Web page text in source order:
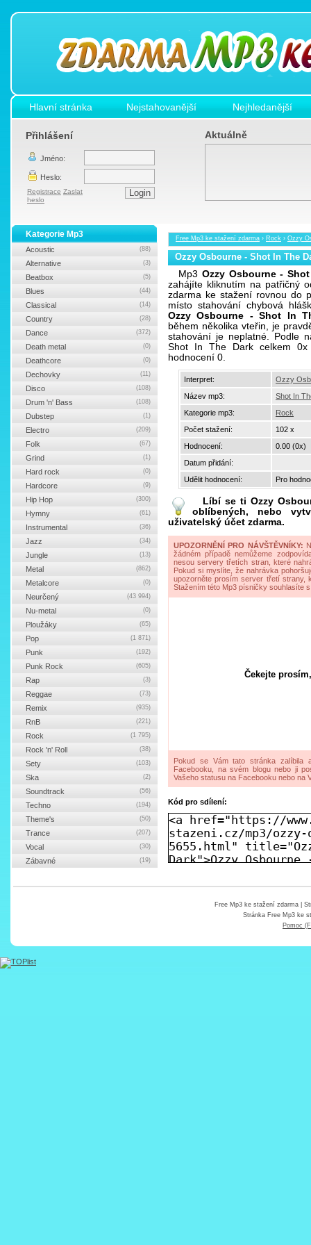
Hlavní stránka Nejstahovanější Nejhledanější
Přihlášení
Jméno:
Heslo:
Registrace Zaslat
heslo
Aktuálně
Free Mp3 ke stažení zdarma › Rock › Ozzy
Ozzy Osbourne - Shot In The
Mp3 Ozzy Osbourne -
zahájíte kliknutím na patřičný
zdarma ke stažení rovnou do
místo stahování chybová
Ozzy Osbourne - Shot In
během několika vteřin, je
stahování je neplatné. Podle
Shot In The Dark celkem 0x
hodnocení 0.
Interpret:
Ozzy
Název mp3:
Shot In
Kategorie mp3:
Rock
Počet stažení:
102 x
Hodnocení:
0.00 (0x)
Datum přidání:
Udělit hodnocení:
Pro
Líbí se ti Ozzy
oblíbených, nebo
uživatelský účet zdarma.
UPOZORNĚNÍ PRO NÁVŠTĚVNÍKY:
žádném případě nemůžeme
nesou servery třetích stran, které
Pokud si myslíte, že nahrávka
upozorněte prosím server třetí strany,
Stažením této Mp3 písničky souhlasíte
Čekejte
Pokud se Vám tato stránka zalíbila
Facebooku, na svém blogu nebo ji
Vašeho statusu na Facebooku nebo na
Kód pro sdílení:
Kategorie Mp3
Acoustic (88)
Alternative (3)
Beatbox (5)
Blues (44)
Classical (14)
Country (28)
Dance (372)
Death metal (0)
Deathcore (0)
Dechovky (11)
Disco (108)
Drum 'n' Bass (108)
Dubstep (1)
Electro (209)
Folk (67)
Grind (1)
Hard rock (0)
Hardcore (9)
Hip Hop (300)
Hymny (61)
Instrumental (36)
Jazz (34)
Jungle (13)
Metal (862)
Metalcore (0)
Neurčený (43 994)
Nu-metal (0)
Ploužáky (65)
Pop (1 871)
Punk (192)
Punk Rock (605)
Rap (3)
Reggae (73)
Remix (935)
RnB (221)
Rock (1 795)
Rock 'n' Roll (38)
Sety (103)
Ska (2)
Soundtrack (56)
Techno (194)
Theme's (50)
Trance (207)
Vocal (30)
Zábavné (19)
Free Mp3 ke stažení zdarma|
Stránka Free Mp3 ke
Pomoc